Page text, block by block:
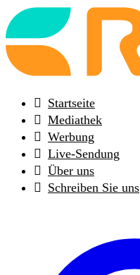
Back
to
frontpage
Startseite
Mediathek
Werbung
Live-Sendung
Über uns
Schreiben Sie uns